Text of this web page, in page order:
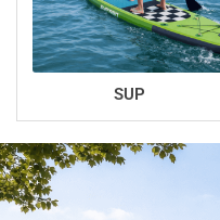
SUP